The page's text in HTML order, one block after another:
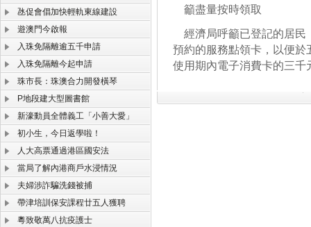
氹促會倡加快輕軌東線建設
遊澳門今啟報
入珠免隔離逾五千申請
入珠免隔離今起申請
珠市長：珠澳合力開發橫琴
P地段建大型圖書館
新濠動員全體義工「小善大愛」
初小生，今日返學啦！
人大高票通過港區國安法
當局了解內港商戶水浸情況
夫婦涉詐騙洗錢被捕
帶津培訓保安課程廿五人獲聘
粵致敬萬八抗疫護士
籲盡量按時領取
經濟局呼籲已登記的居民
預約的服務點領卡，以便
使用期內電子消費卡的三千